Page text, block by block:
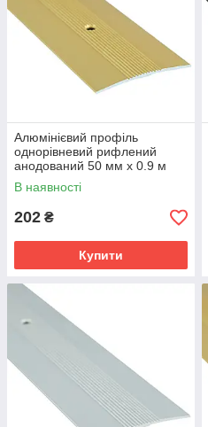
Алюмінієвий профіль
однорівневий рифлений
анодований 50 мм х 0.9 м
золото
В наявності
202 ₴
Купити